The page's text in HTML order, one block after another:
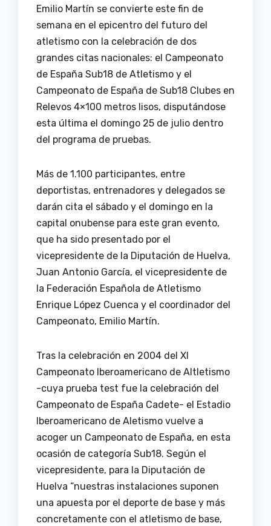
Emilio Martín se convierte este fin de
semana en el epicentro del futuro del
atletismo con la celebración de dos
grandes citas nacionales: el Campeonato
de España Sub18 de Atletismo y el
Campeonato de España de Sub18 Clubes en
Relevos 4×100 metros lisos, disputándose
esta última el domingo 25 de julio dentro
del programa de pruebas.
Más de 1.100 participantes, entre
deportistas, entrenadores y delegados se
darán cita el sábado y el domingo en la
capital onubense para este gran evento,
que ha sido presentado por el
vicepresidente de la Diputación de Huelva,
Juan Antonio García, el vicepresidente de
la Federación Española de Atletismo
Enrique López Cuenca y el coordinador del
Campeonato, Emilio Martín.
Tras la celebración en 2004 del XI
Campeonato Iberoamericano de Altletismo
-cuya prueba test fue la celebración del
Campeonato de España Cadete- el Estadio
Iberoamericano de Aletismo vuelve a
acoger un Campeonato de España, en esta
ocasión de categoría Sub18. Según el
vicepresidente, para la Diputación de
Huelva “nuestras instalaciones suponen
una apuesta por el deporte de base y más
concretamente con el atletismo de base,